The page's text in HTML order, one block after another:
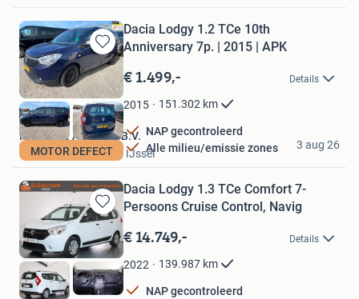
Bewaren
in
Mijn
Favorieten
MOTOR DEFECT
Dacia Lodgy 1.2 TCe 10th
Anniversary 7p. | 2015 | APK
€ 1.499,- Details
2015 151.302 km
NAP gecontroleerd
Alle milieu/emissie zones
Nationale Autopark B.V.
Nieuwerkerk aan den IJssel
3 aug 26
Bewaren
Mijn
Favorieten
Dacia Lodgy 1.3 TCe Comfort 7-
Persoons Cruise Control, Navig
€ 14.749,- Details
2022 139.987 km
NAP gecontroleerd